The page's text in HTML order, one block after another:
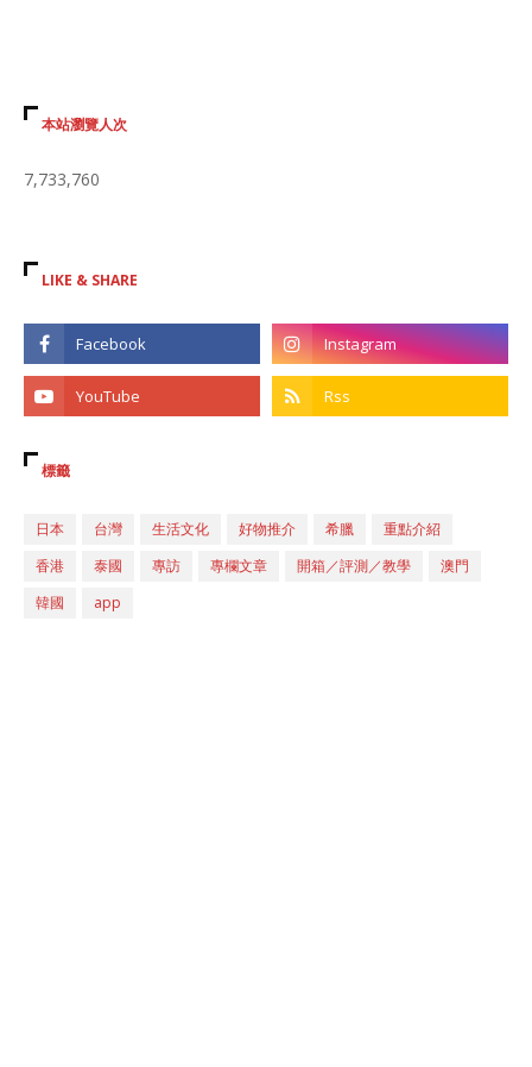
本站瀏覽人次
7,733,760
LIKE & SHARE
標籤
日本 台灣 生活文化 好物推介 希臘
重點介紹
香港
泰國 專訪 專欄文章 開箱／評測／教學
澳門
韓國
app